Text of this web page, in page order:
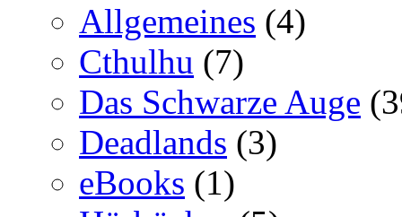
Allgemeines (4)
Cthulhu (7)
Das Schwarze Auge
Deadlands (3)
eBooks (1)